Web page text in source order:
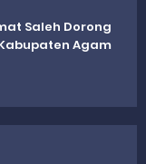
Saleh Dorong
Agam